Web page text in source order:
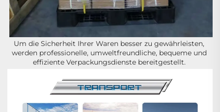
Um die Sicherheit Ihrer Waren besser zu gewährleisten,
werden professionelle, umweltfreundliche, bequeme und
effiziente Verpackungsdienste bereitgestellt.